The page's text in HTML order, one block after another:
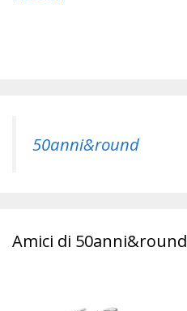
50anni&round
Amici di 50anni&round